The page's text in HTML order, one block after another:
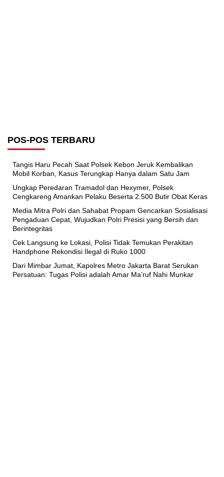
POS-POS TERBARU
Tangis Haru Pecah Saat Polsek Kebon Jeruk Kembalikan
Mobil Korban, Kasus Terungkap Hanya dalam Satu Jam
Ungkap Peredaran Tramadol dan Hexymer, Polsek
Cengkareng Amankan Pelaku Beserta 2.500 Butir Obat Keras
Media Mitra Polri dan Sahabat Propam Gencarkan Sosialisasi
Pengaduan Cepat, Wujudkan Polri Presisi yang Bersih dan
Berintegritas
Cek Langsung ke Lokasi, Polisi Tidak Temukan Perakitan
Handphone Rekondisi Ilegal di Ruko 1000
Dari Mimbar Jumat, Kapolres Metro Jakarta Barat Serukan
Persatuan: Tugas Polisi adalah Amar Ma’ruf Nahi Munkar